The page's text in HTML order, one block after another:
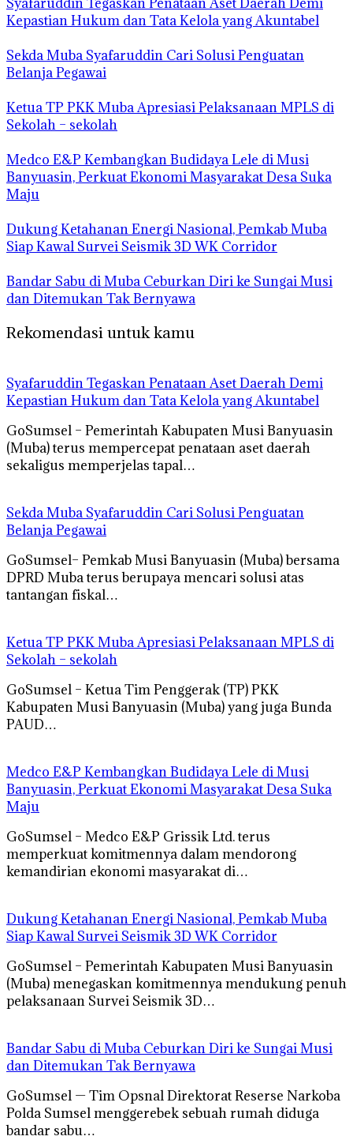
Kepastian Hukum dan Tata Kelola yang Akuntabel
Sekda Muba Syafaruddin Cari Solusi Penguatan
Belanja Pegawai
Ketua TP PKK Muba Apresiasi Pelaksanaan MPLS di
Sekolah – sekolah
Medco E&P Kembangkan Budidaya Lele di Musi
Banyuasin, Perkuat Ekonomi Masyarakat Desa Suka
Maju
Dukung Ketahanan Energi Nasional, Pemkab Muba
Siap Kawal Survei Seismik 3D WK Corridor
Bandar Sabu di Muba Ceburkan Diri ke Sungai Musi
dan Ditemukan Tak Bernyawa
Rekomendasi untuk kamu
Syafaruddin Tegaskan Penataan Aset Daerah Demi
Kepastian Hukum dan Tata Kelola yang Akuntabel
GoSumsel – Pemerintah Kabupaten Musi Banyuasin
(Muba) terus mempercepat penataan aset daerah
sekaligus memperjelas tapal…
Sekda Muba Syafaruddin Cari Solusi Penguatan
Belanja Pegawai
GoSumsel– Pemkab Musi Banyuasin (Muba) bersama
DPRD Muba terus berupaya mencari solusi atas
tantangan fiskal…
Ketua TP PKK Muba Apresiasi Pelaksanaan MPLS di
Sekolah – sekolah
GoSumsel – Ketua Tim Penggerak (TP) PKK
Kabupaten Musi Banyuasin (Muba) yang juga Bunda
PAUD…
Medco E&P Kembangkan Budidaya Lele di Musi
Banyuasin, Perkuat Ekonomi Masyarakat Desa Suka
Maju
GoSumsel – Medco E&P Grissik Ltd. terus
memperkuat komitmennya dalam mendorong
kemandirian ekonomi masyarakat di…
Dukung Ketahanan Energi Nasional, Pemkab Muba
Siap Kawal Survei Seismik 3D WK Corridor
GoSumsel – Pemerintah Kabupaten Musi Banyuasin
(Muba) menegaskan komitmennya mendukung penuh
pelaksanaan Survei Seismik 3D…
Bandar Sabu di Muba Ceburkan Diri ke Sungai Musi
dan Ditemukan Tak Bernyawa
GoSumsel — Tim Opsnal Direktorat Reserse Narkoba
Polda Sumsel menggerebek sebuah rumah diduga
bandar sabu…